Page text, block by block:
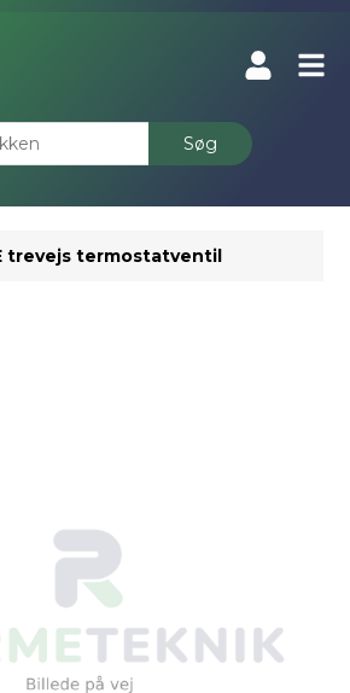
Søg
trevejs termostatventil